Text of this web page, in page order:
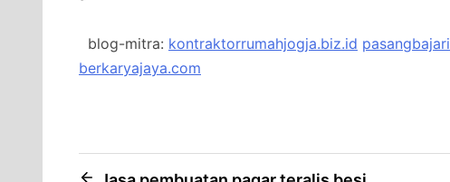
blog-mitra: kontraktorrumahjogja.biz.id
berkaryajaya.com